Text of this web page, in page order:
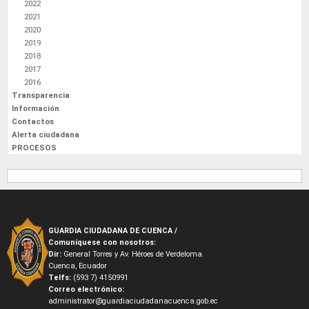
2022
2021
2020
2019
2018
2017
2016
Transparencia
Información
Contactos
Alerta ciudadana
PROCESOS
GUARDIA CIUDADANA DE CUENCA /
Comuníquese con nosotros:
Dir: General Torres y Av. Héroes de Verdeloma.
Cuenca, Ecuador
Telfs: (593 7) 4150991
Correo electrónico:
administrator@guardiaciudadanacuenca.gob.ec